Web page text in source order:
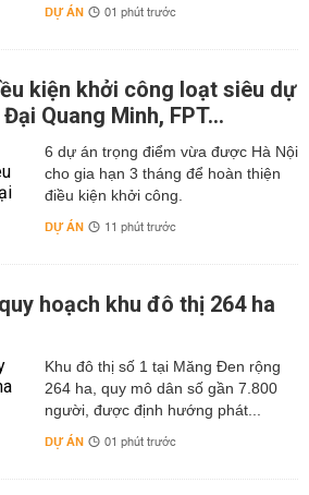
DỰ ÁN 01 phút trước
kiện khởi công loạt siêu dự
Quang Minh, FPT...
6 dự án trọng điểm vừa được Hà Nội
cho gia hạn 3 tháng để hoàn thiện
điều kiện khởi công.
DỰ ÁN 11 phút trước
hoạch khu đô thị 264 ha
Khu đô thị số 1 tại Măng Đen rộng
264 ha, quy mô dân số gần 7.800
người, được định hướng phát...
DỰ ÁN 01 phút trước